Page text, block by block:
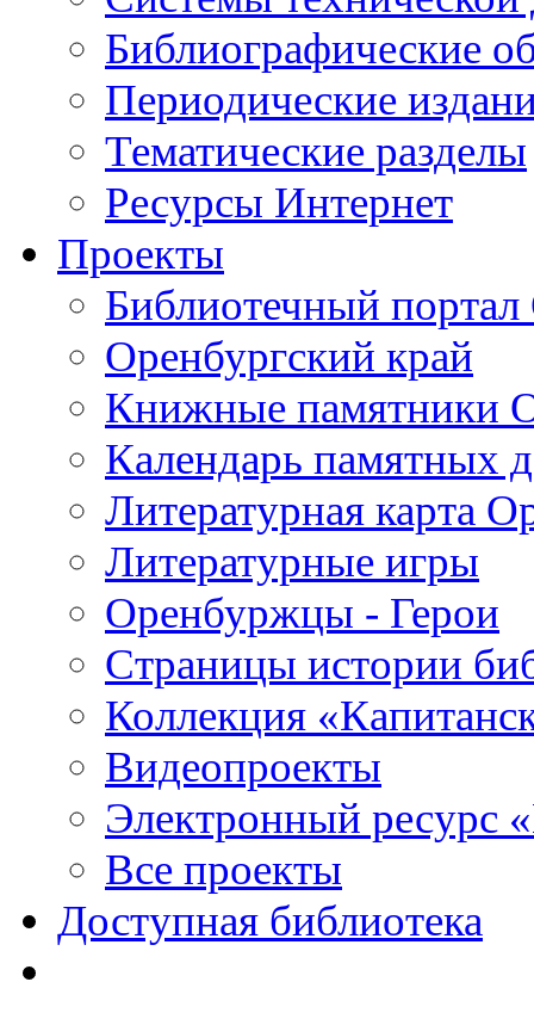
Библиографические
Периодические
Тематические разделы
Ресурсы Интернет
Проекты
Библиотечный портал
Оренбургский край
Книжные памятники
Календарь памятных
Литературная карта
Литературные игры
Оренбуржцы - Герои
Страницы истории
Коллекция
Видеопроекты
Электронный ресурс
Все проекты
Доступная библиотека